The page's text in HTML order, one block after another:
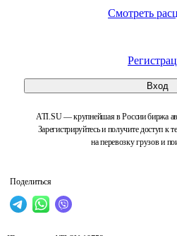
Смотреть
Вход
ATI.SU — крупнейшая в России биржа
Зарегистрируйтесь и получите доступ к
на перевозку грузов и
Поделиться